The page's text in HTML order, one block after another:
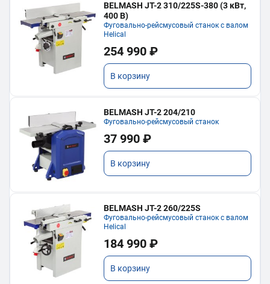
BELMASH JT-2 310/225S-380 (3 кВт,
400 В)
Фуговально-рейсмусовый станок с валом
Helical
254 990 ₽
В корзину
BELMASH JT-2 204/210
Фуговально-рейсмусовый станок
37 990 ₽
В корзину
BELMASH JT-2 260/225S
Фуговально-рейсмусовый станок с валом
Helical
184 990 ₽
В корзину